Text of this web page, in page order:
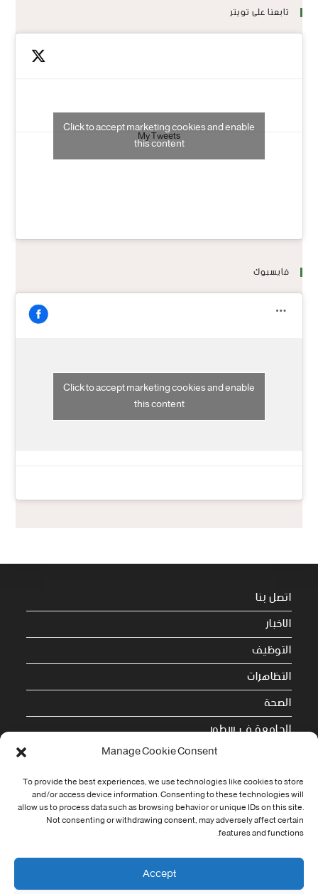
Manage Cookie Consent
To provide the best experiences, we use technologies like cookies to store
and/or access device information. Consenting to these technologies will
allow us to process data such as browsing behavior or unique IDs on this site.
Not consenting or withdrawing consent, may adversely affect certain
features and functions.
Accept
تابعنا على تويتر
My Tweets
Click to accept marketing cookies and enable
this content
فايسبوك
Click to accept marketing cookies and enable
this content
اتصل بنا
الاخبار
التوظيف
التظاهرات
الصحة
الجامعة في سطور
Cookie Policy (EU)
معلومات الاتصال
Address:
جامعة العربي التبسي طريق قسنطينة - تبسة